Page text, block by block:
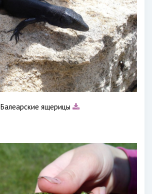
Балеарские ящерицы